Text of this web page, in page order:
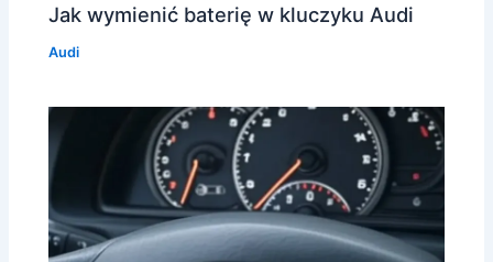
Jak wymienić baterię w kluczyku Audi
Audi